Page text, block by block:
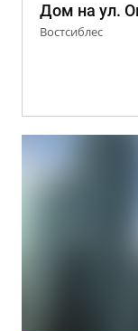
Дом на ул.
Востсиблес